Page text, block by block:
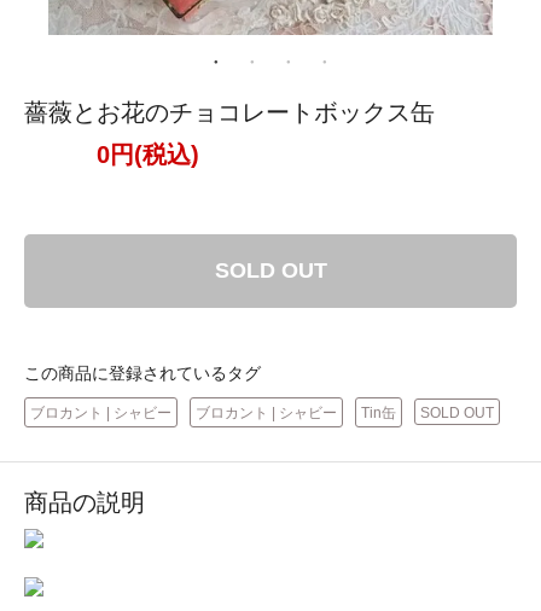
薔薇とお花のチョコレートボックス缶
0円(税込)
SOLD OUT
この商品に登録されているタグ
ブロカント | シャビー ブロカント | シャビー Tin缶 SOLD OUT
商品の説明